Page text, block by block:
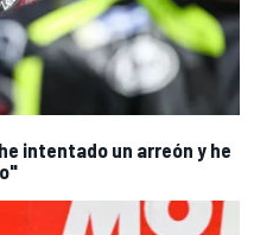
intentado un arreón y he